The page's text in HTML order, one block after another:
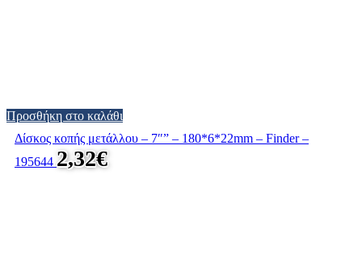
Προσθήκη στο καλάθι
Δίσκος κοπής μετάλλου – 7″” – 180*6*22mm – Finder –
195644 2,32€